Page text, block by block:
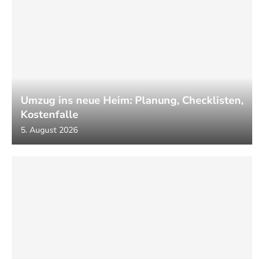
Umzug ins neue Heim: Planung, Checklisten,
Kostenfalle
5. August 2026